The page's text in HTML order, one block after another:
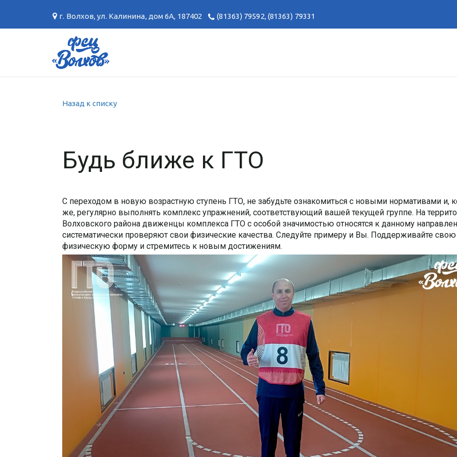
г. Волхов,ул. Калинина, дом 6А, 187402 (81363) 79592,(81363) 79331
Назад к списку
Будь ближе к ГТО
С переходом в новую возрастную ступень ГТО, не забудьте ознакомиться с новыми нормативами и,
же, регулярно выполнять комплекс упражнений, соответствующий вашей текущей группе. На
Волховского района движенцы комплекса ГТО с особой значимостью относятся к данному
систематически проверяют свои физические качества. Следуйте примеру и Вы. Поддерживайте свою
физическую форму и стремитесь к новым достижениям.